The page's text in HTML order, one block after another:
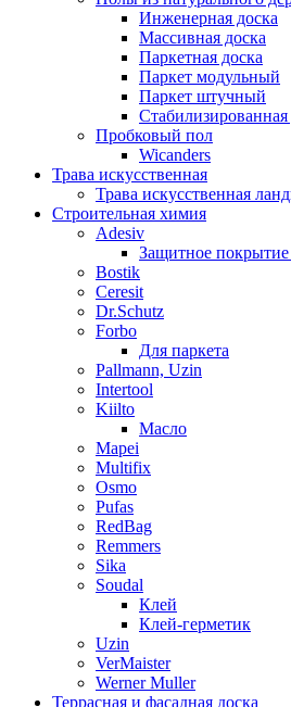
Инженерная доска
Массивная доска
Паркетная доска
Паркет модульный
Паркет штучный
Стабилизированная
Пробковый пол
Wicanders
Трава искусственная
Трава искусственная
Строительная химия
Adesiv
Защитное покрытие
Bostik
Ceresit
Dr.Schutz
Forbo
Для паркета
Pallmann, Uzin
Intertool
Kiilto
Масло
Mapei
Multifix
Osmo
Pufas
RedBag
Remmers
Sika
Soudal
Клей
Клей-герметик
Uzin
VerMaister
Werner Muller
Террасная и фасадная доска